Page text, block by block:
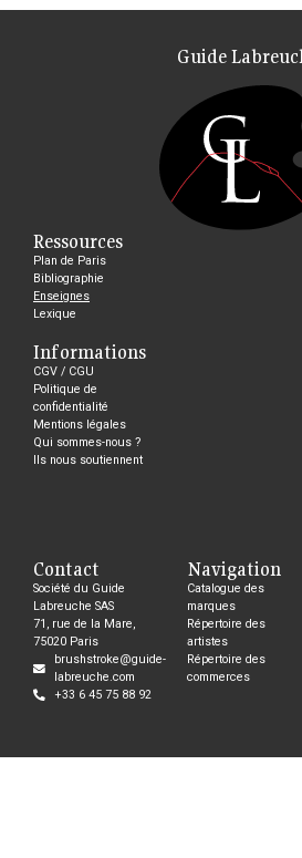
Guide
Ressources
Plan de Paris
Bibliographie
Enseignes
Lexique
Informations
CGV / CGU
Politique de
confidentialité
Mentions légales
Qui sommes-nous ?
Ils nous soutiennent
Contact
Société du Guide
Labreuche SAS
71, rue de la Mare,
75020 Paris
brushstroke@guide-
labreuche.com
+33 6 45 75 88 92
Navigation
Catalogue des
marques
Répertoire des
artistes
Répertoire des
commerces